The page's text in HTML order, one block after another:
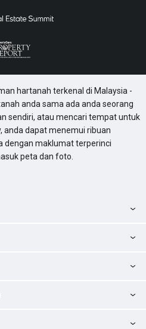
hartanah terkenal di Malaysia -
anda sama ada anda seorang
sendiri, atau mencari tempat untuk
anda dapat menemui ribuan
dengan maklumat terperinci
peta dan foto.